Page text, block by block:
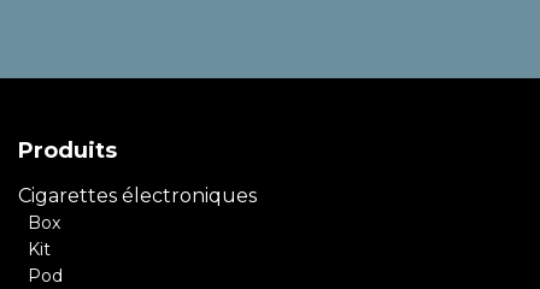
Produits
Cigarettes électroniques
Box
Kit
Pod